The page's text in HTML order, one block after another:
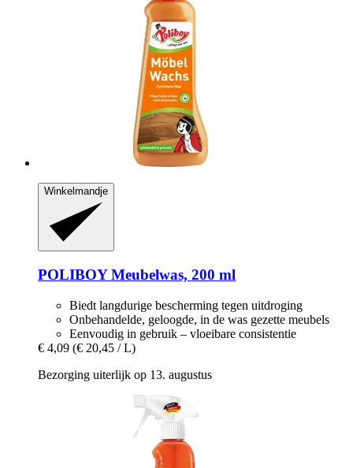
Winkelmandje
POLIBOYMeubelwas, 200 ml
Biedt langdurige bescherming tegen uitdroging
Onbehandelde, geloogde, in de was gezette meubels
Eenvoudig in gebruik – vloeibare consistentie
€ 4,09 (€ 20,45 / L)
Bezorging uiterlijk op 13. augustus